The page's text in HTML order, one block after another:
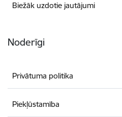
Biežāk uzdotie jautājumi
Noderīgi
Privātuma politika
Piekļūstamība